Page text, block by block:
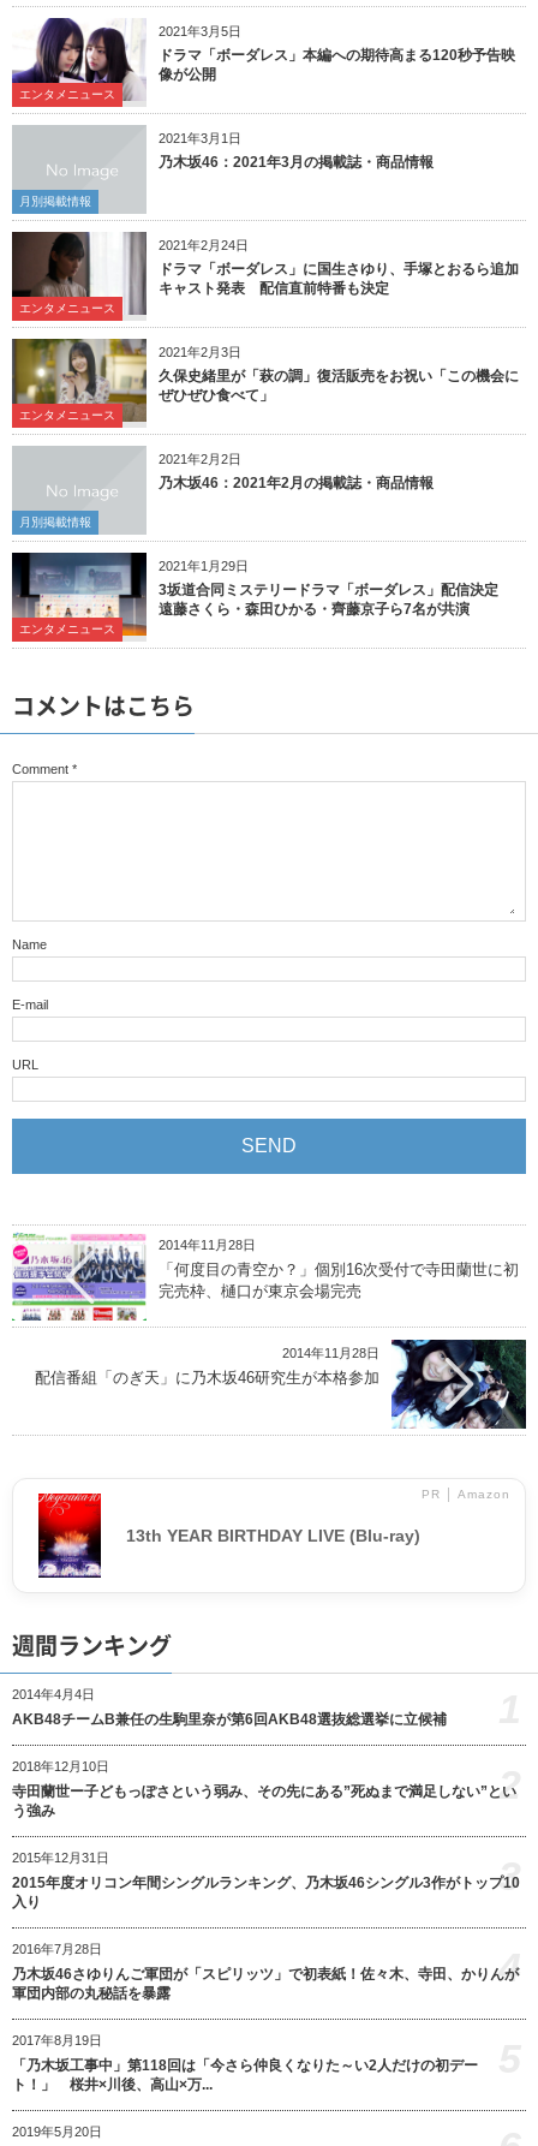
2021年3月5日
エンタメニュース
ドラマ「ボーダレス」本編への期待高まる120秒予告映
像が公開
2021年3月1日
月別掲載情報
乃木坂46：2021年3月の掲載誌・商品情報
2021年2月24日
エンタメニュース
ドラマ「ボーダレス」に国生さゆり、手塚とおるら追加
キャスト発表 配信直前特番も決定
2021年2月3日
エンタメニュース
久保史緒里が「萩の調」復活販売をお祝い「この機会に
ぜひぜひ食べて」
2021年2月2日
月別掲載情報
乃木坂46：2021年2月の掲載誌・商品情報
2021年1月29日
エンタメニュース
3坂道合同ミステリードラマ「ボーダレス」配信決定
遠藤さくら・森田ひかる・齊藤京子ら7名が共演
コメントはこちら
Comment *
Name
E-mail
URL
2014年11月28日
「何度目の青空か？」個別16次受付で寺田蘭世に初
完売枠、樋口が東京会場完売
2014年11月28日
配信番組「のぎ天」に乃木坂46研究生が本格参加
PR │ Amazon
13th YEAR BIRTHDAY LIVE (Blu-ray)
週間ランキング
2014年4月4日
AKB48チームB兼任の生駒里奈が第6回AKB48選抜総選挙に立候補
2018年12月10日
寺田蘭世ー子どもっぽさという弱み、その先にある”死ぬまで満足しない”とい
う強み
2
2015年12月31日
2015年度オリコン年間シングルランキング、乃木坂46シングル3作がトップ10
入り
3
2016年7月28日
乃木坂46さゆりんご軍団が「スピリッツ」で初表紙！佐々木、寺田、かりんが
軍団内部の丸秘話を暴露
4
2017年8月19日
「乃木坂工事中」第118回は「今さら仲良くなりた～い2人だけの初デー
ト！」 桜井×川後、高山×万...
2019年5月20日